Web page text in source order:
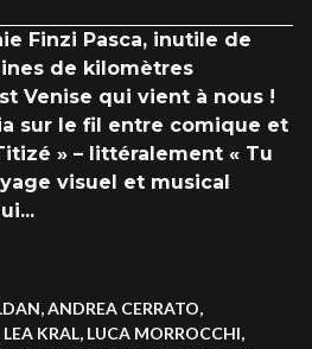
Finzi Pasca, inutile de
de kilomètres
Venise qui vient à nous !
sur le fil entre comique et
» – littéralement « Tu
visuel et musical
...
ANDREA CERRATO,
KRAL, LUCA MORROCCHI,